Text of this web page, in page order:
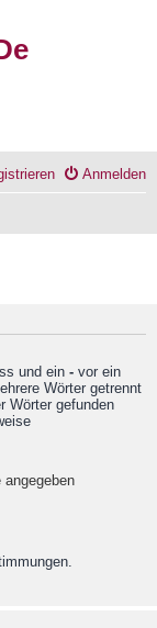
Anmelden
und ein - vor ein
Wörter getrennt
Wörter gefunden